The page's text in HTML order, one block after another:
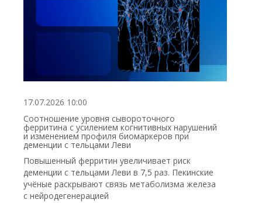
17.07.2026 10:00
Соотношение уровня сывороточного
ферритина с усилением когнитивных нарушений
и изменением профиля биомаркеров при
деменции с тельцами Леви
Повышенный ферритин увеличивает риск
деменции с тельцами Леви в 7,5 раз. Пекинские
учёные раскрывают связь метаболизма железа
с нейродегенерацией